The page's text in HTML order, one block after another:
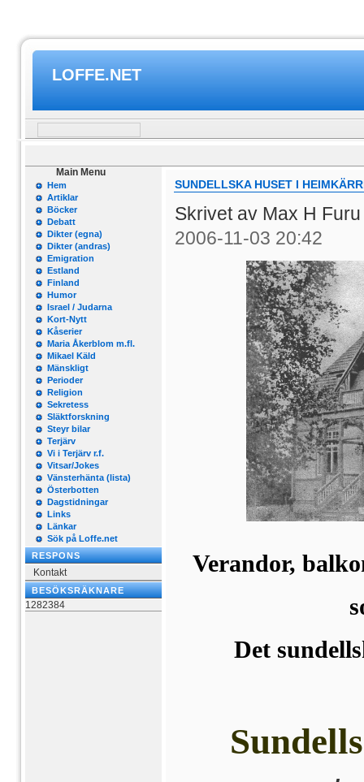
LOFFE.NET
Main Menu
Hem
Artiklar
Böcker
Debatt
Dikter (egna)
Dikter (andras)
Emigration
Estland
Finland
Humor
Israel / Judarna
Kort-Nytt
Kåserier
Maria Åkerblom m.fl.
Mikael Käld
Mänskligt
Perioder
Religion
Sekretess
Släktforskning
Steyr bilar
Terjärv
Vi i Terjärv r.f.
Vitsar/Jokes
Vänsterhänta (lista)
Österbotten
Dagstidningar
Links
Länkar
Sök på Loffe.net
RESPONS
Kontakt
BESÖKSRÄKNARE
1282384
SUNDELLSKA HUSET I
Skrivet av Max H
2006-11-03 20:42
Verandor,
Det